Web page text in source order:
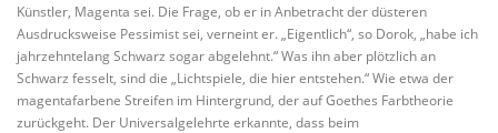
Künstler, Magenta sei. Die Frage, ob er in Anbetracht der düsteren
Ausdrucksweise Pessimist sei, verneint er. „Eigentlich“, so Dorok, „habe ich
jahrzehntelang Schwarz sogar abgelehnt.“ Was ihn aber plötzlich an
Schwarz fesselt, sind die „Lichtspiele, die hier entstehen.“ Wie etwa der
magentafarbene Streifen im Hintergrund, der auf Goethes Farbtheorie
zurückgeht. Der Universalgelehrte erkannte, dass beim